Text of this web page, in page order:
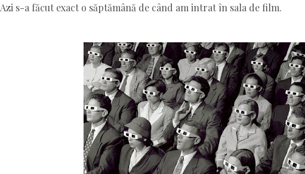
Azi s-a făcut exact o săptămână de când am intrat în sala de film.